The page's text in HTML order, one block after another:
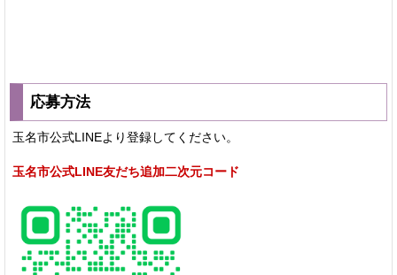
応募方法
玉名市公式LINEより登録してください。
玉名市公式LINE友だち追加二次元コード